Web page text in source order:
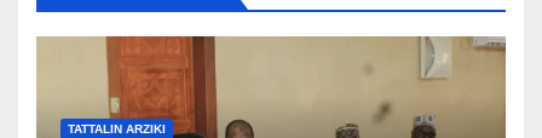
TATTALIN ARZIKI